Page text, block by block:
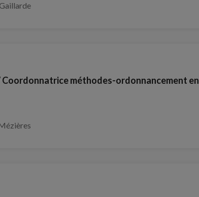
méthodes-ordonnancement en